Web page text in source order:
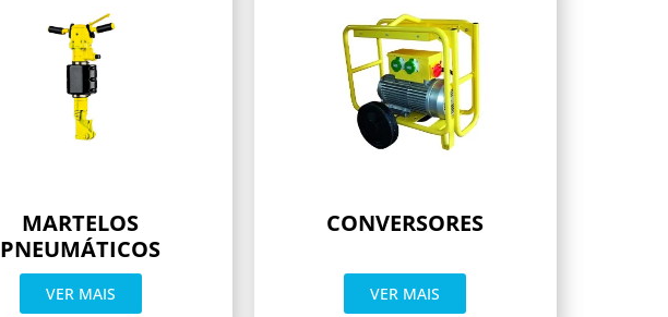
MARTELOS
PNEUMÁTICOS
VER MAIS
CONVERSORES
VER MAIS